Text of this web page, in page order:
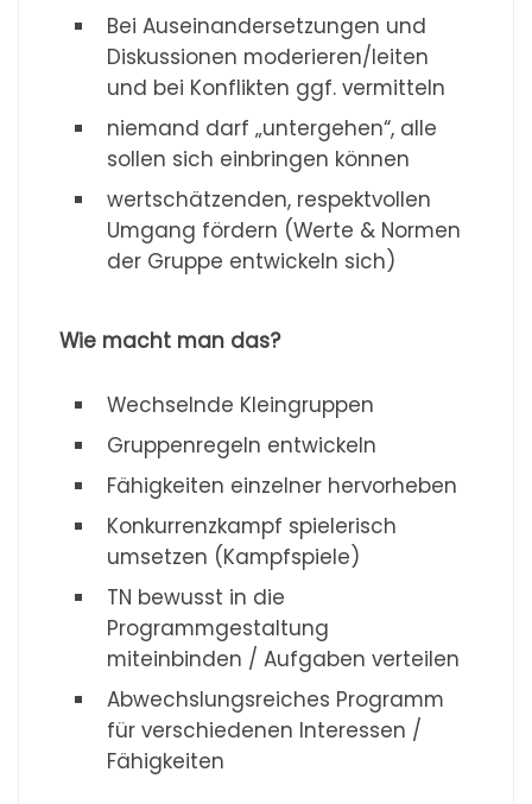
Bei Auseinandersetzungen und
Diskussionen moderieren/leiten
und bei Konflikten ggf. vermitteln
niemand darf „untergehen“, alle
sollen sich einbringen können
wertschätzenden, respektvollen
Umgang fördern (Werte & Normen
der Gruppe entwickeln sich)
Wie macht man das?
Wechselnde Kleingruppen
Gruppenregeln entwickeln
Fähigkeiten einzelner hervorheben
Konkurrenzkampf spielerisch
umsetzen (Kampfspiele)
TN bewusst in die
Programmgestaltung
miteinbinden / Aufgaben verteilen
Abwechslungsreiches Programm
für verschiedenen Interessen /
Fähigkeiten